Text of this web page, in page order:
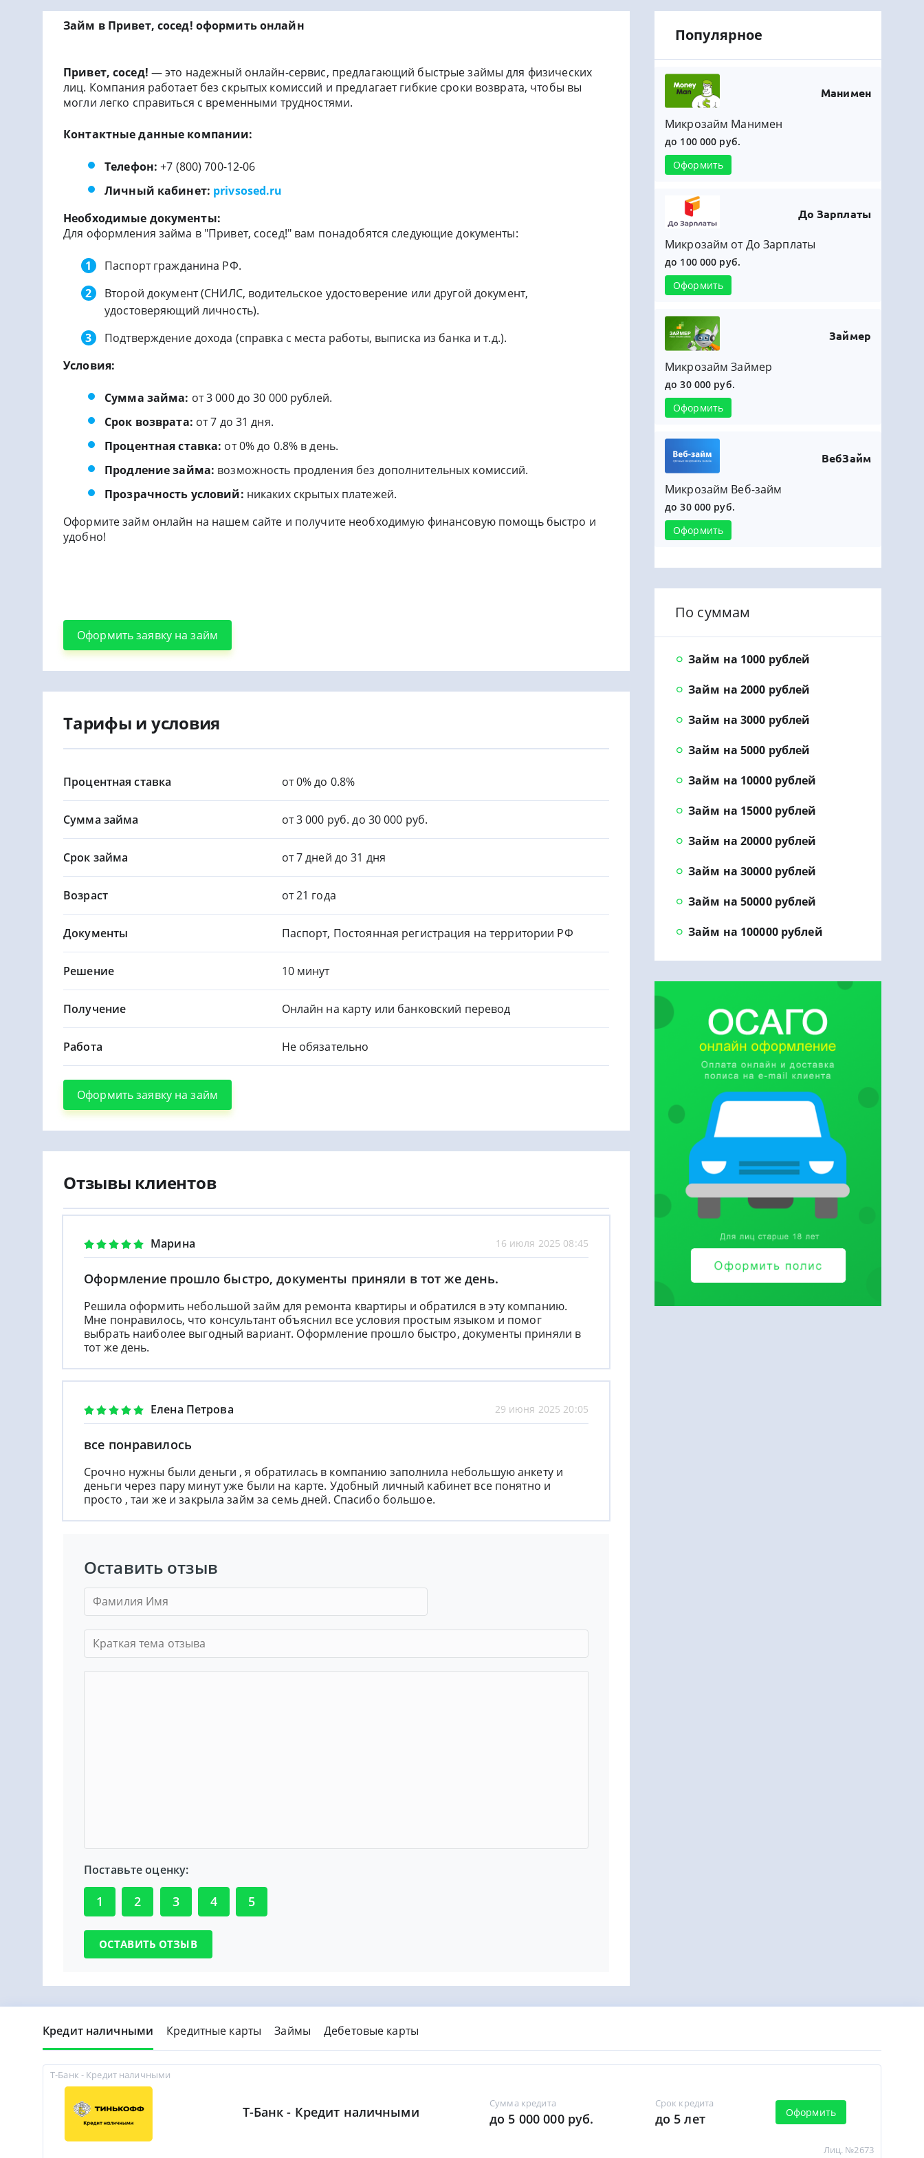
Займ в Привет, сосед! оформить онлайн
Привет, сосед! — это надежный онлайн-сервис, предлагающий быстрые займы для физических
лиц. Компания работает без скрытых комиссий и предлагает гибкие сроки возврата, чтобы вы
могли легко справиться с временными трудностями.
Контактные данные компании:
Телефон: +7 (800) 700-12-06
Личный кабинет: privsosed.ru
Необходимые документы:
Для оформления займа в "Привет, сосед!" вам понадобятся следующие документы:
Паспорт гражданина РФ.
Второй документ (СНИЛС, водительское удостоверение или другой документ,
удостоверяющий личность).
Подтверждение дохода (справка с места работы, выписка из банка и т.д.).
Условия:
Сумма займа: от 3 000 до 30 000 рублей.
Срок возврата: от 7 до 31 дня.
Процентная ставка: от 0% до 0.8% в день.
Продление займа: возможность продления без дополнительных комиссий.
Прозрачность условий: никаких скрытых платежей.
Оформите займ онлайн на нашем сайте и получите необходимую финансовую помощь быстро и
удобно!
Оформить заявку на займ
Тарифы и условия
Процентная ставка от 0% до 0.8%
Сумма займа от 3 000 руб. до 30 000 руб.
Срок займа от 7 дней до 31 дня
Возраст от 21 года
Документы Паспорт, Постоянная регистрация на территории РФ
Решение 10 минут
Получение Онлайн на карту или банковский перевод
Работа Не обязательно
Оформить заявку на займ
Отзывы клиентов
Марина 16 июля 2025 08:45
Оформление прошло быстро, документы приняли в тот же день.
Решила оформить небольшой займ для ремонта квартиры и обратился в эту компанию.
Мне понравилось, что консультант объяснил все условия простым языком и помог
выбрать наиболее выгодный вариант. Оформление прошло быстро, документы приняли в
тот же день.
Елена Петрова 29 июня 2025 20:05
все понравилось
Срочно нужны были деньги , я обратилась в компанию заполнила небольшую анкету и
деньги через пару минут уже были на карте. Удобный личный кабинет все понятно и
просто , таи же и закрыла займ за семь дней. Спасибо большое.
Оставить отзыв
Поставьте оценку:
1 2 3 4 5
Популярное
Манимен
Микрозайм Манимен
до 100 000 руб.
Оформить
До Зарплаты
Микрозайм от До Зарплаты
до 100 000 руб.
Оформить
Займер
Микрозайм Займер
до 30 000 руб.
Оформить
ВебЗайм
Микрозайм Веб-займ
до 30 000 руб.
Оформить
По суммам
Займ на 1000 рублей
Займ на 2000 рублей
Займ на 3000 рублей
Займ на 5000 рублей
Займ на 10000 рублей
Займ на 15000 рублей
Займ на 20000 рублей
Займ на 30000 рублей
Займ на 50000 рублей
Займ на 100000 рублей
Кредит наличными Кредитные карты Займы Дебетовые карты
Т-Банк - Кредит наличными
Т-Банк - Кредит наличными
Сумма кредита
до 5 000 000 руб.
Срок кредита
до 5 лет Оформить
Лиц. №2673